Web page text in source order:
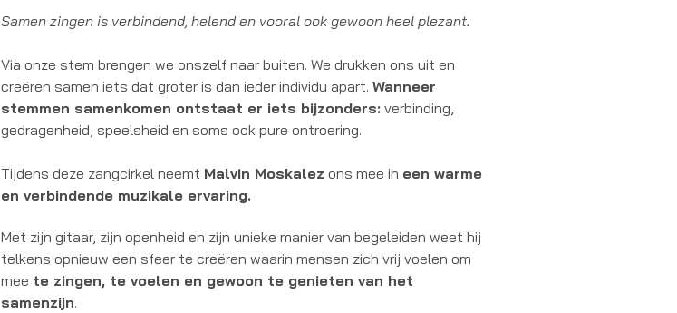
Samen zingen is verbindend, helend en vooral ook gewoon heel plezant.
Via onze stem brengen we onszelf naar buiten. We drukken ons uit en
creëren samen iets dat groter is dan ieder individu apart.Wanneer
stemmen samenkomen ontstaat er iets bijzonders: verbinding,
gedragenheid, speelsheid en soms ook pure ontroering.
Tijdens deze zangcirkel neemt Malvin Moskalez ons mee in een warme
en verbindende muzikale ervaring.
Met zijn gitaar, zijn openheid en zijn unieke manier van begeleiden weet hij
telkens opnieuw een sfeer te creëren waarin mensen zich vrij voelen om
mee te zingen, te voelen en gewoon te genieten van het
samenzijn.